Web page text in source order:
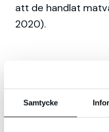
Samtycke
att de handlat
2020).
Amazon